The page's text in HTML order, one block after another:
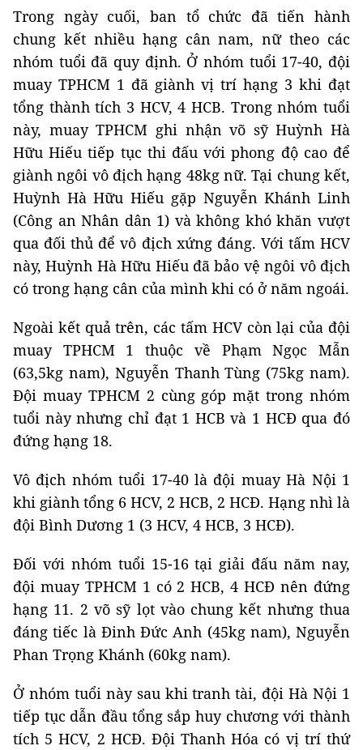
Trong ngày cuối, ban tổ chức đã tiến hành
chung kết nhiều hạng cân nam, nữ theo các
nhóm tuổi đã quy định. Ở nhóm tuổi 17-40, đội
muay TPHCM 1 đã giành vị trí hạng 3 khi đạt
tổng thành tích 3 HCV, 4 HCB. Trong nhóm tuổi
này, muay TPHCM ghi nhận võ sỹ Huỳnh Hà
Hữu Hiếu tiếp tục thi đấu với phong độ cao để
giành ngôi vô địch hạng 48kg nữ. Tại chung kết,
Huỳnh Hà Hữu Hiếu gặp Nguyễn Khánh Linh
(Công an Nhân dân 1) và không khó khăn vượt
qua đối thủ để vô địch xứng đáng. Với tấm HCV
này, Huỳnh Hà Hữu Hiếu đã bảo vệ ngôi vô địch
có trong hạng cân của mình khi có ở năm ngoái.
Ngoài kết quả trên, các tấm HCV còn lại của đội
muay TPHCM 1 thuộc về Phạm Ngọc Mẫn
(63,5kg nam), Nguyễn Thanh Tùng (75kg nam).
Đội muay TPHCM 2 cùng góp mặt trong nhóm
tuổi này nhưng chỉ đạt 1 HCB và 1 HCĐ qua đó
đứng hạng 18.
Vô địch nhóm tuổi 17-40 là đội muay Hà Nội 1
khi giành tổng 6 HCV, 2 HCB, 2 HCĐ. Hạng nhì là
đội Bình Dương 1 (3 HCV, 4 HCB, 3 HCĐ).
Đối với nhóm tuổi 15-16 tại giải đấu năm nay,
đội muay TPHCM 1 có 2 HCB, 4 HCĐ nên đứng
hạng 11. 2 võ sỹ lọt vào chung kết nhưng thua
đáng tiếc là Đinh Đức Anh (45kg nam), Nguyễn
Phan Trọng Khánh (60kg nam).
Ở nhóm tuổi này sau khi tranh tài, đội Hà Nội 1
tiếp tục dẫn đầu tổng sắp huy chương với thành
tích 5 HCV, 2 HCĐ. Đội Thanh Hóa có vị trí thứ